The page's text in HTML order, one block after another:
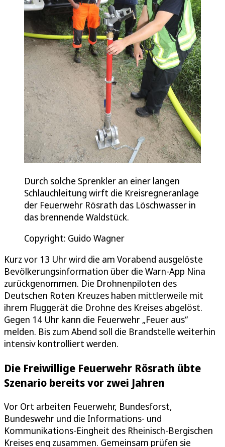
Durch solche Sprenkler an einer langen
Schlauchleitung wirft die Kreisregneranlage
der Feuerwehr Rösrath das Löschwasser in
das brennende Waldstück.
Copyright: Guido Wagner
Kurz vor 13 Uhr wird die am Vorabend ausgelöste
Bevölkerungsinformation über die Warn-App Nina
zurückgenommen. Die Drohnenpiloten des
Deutschen Roten Kreuzes haben mittlerweile mit
ihrem Fluggerät die Drohne des Kreises abgelöst.
Gegen 14 Uhr kann die Feuerwehr „Feuer aus“
melden. Bis zum Abend soll die Brandstelle weiterhin
intensiv kontrolliert werden.
Die Freiwillige Feuerwehr Rösrath übte
Szenario bereits vor zwei Jahren
Vor Ort arbeiten Feuerwehr, Bundesforst,
Bundeswehr und die Informations- und
Kommunikations-Eingheit des Rheinisch-Bergischen
Kreises eng zusammen. Gemeinsam prüfen sie